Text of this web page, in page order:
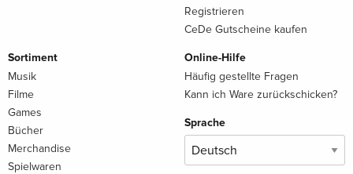
Registrieren
CeDe Gutscheine kaufen
Sortiment
Musik
Filme
Games
Bücher
Merchandise
Spielwaren
Online-Hilfe
Häufig gestellte Fragen
Kann ich Ware zurückschicken?
Sprache